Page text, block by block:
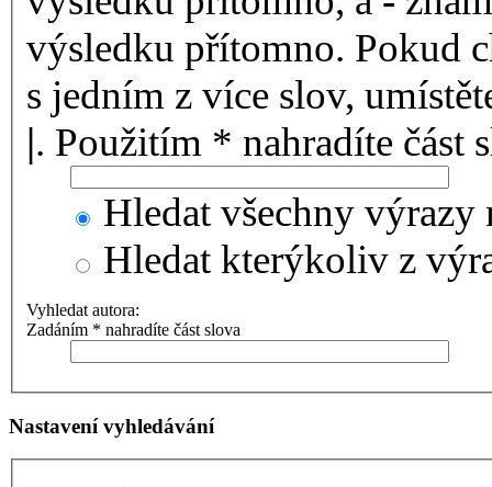
výsledku přítomno. Pokud
s jedním z více slov,
|. Použitím * nahradíte část
Hledat všechny výrazy
Hledat kterýkoliv z
Vyhledat autora:
Zadáním * nahradíte část slova
Nastavení vyhledávání